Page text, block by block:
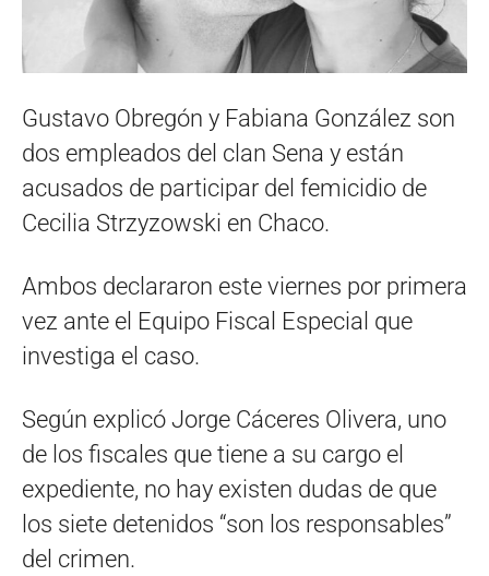
Gustavo Obregón y Fabiana González son
dos empleados del clan Sena y están
acusados de participar del femicidio de
Cecilia Strzyzowski en Chaco.
Ambos declararon este viernes por primera
vez ante el Equipo Fiscal Especial que
investiga el caso.
Según explicó Jorge Cáceres Olivera, uno
de los fiscales que tiene a su cargo el
expediente, no hay existen dudas de que
los siete detenidos “son los responsables”
del crimen.